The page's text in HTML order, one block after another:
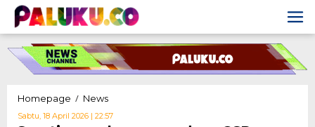
Skip
content
Homepage / NewsSoroti
penyelewengan
dana
Sabtu, 18 April 2026 | 22:57Oleh